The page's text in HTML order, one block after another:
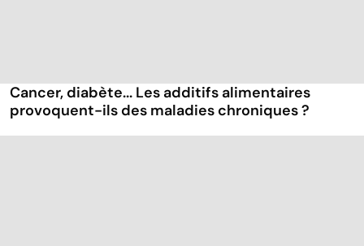
Cancer, diabète... Les additifs alimentaires
provoquent-ils des maladies chroniques ?